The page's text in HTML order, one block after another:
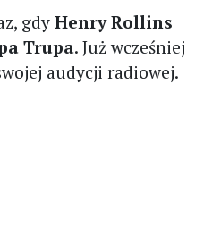
gdyHenry Rollins
Trupa. Już wcześniej
audycji radiowej.